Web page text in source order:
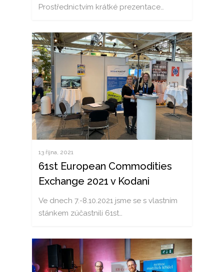
Prostřednictvím krátké prezentace…
13 října, 2021
61st European Commodities
Exchange 2021 v Kodani
Ve dnech 7.-8.10.2021 jsme se s vlastním
stánkem zúčastnili 61st…